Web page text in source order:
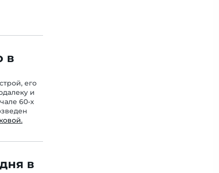
в
его
и
60-х
в